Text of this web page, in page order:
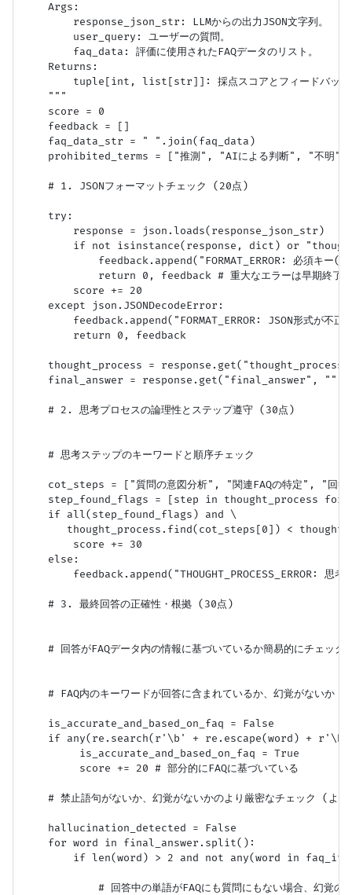
    Args:
        response_json_str: LLMからの出力JSON文字列。
        user_query: ユーザーの質問。
        faq_data: 評価に使用されたFAQデータのリスト。
    Returns:
tuple[int, list[str]]: 採点スコアとフィードバック
    """
    score = 0
    feedback = []
    faq_data_str = " ".join(faq_data)
prohibited_terms = ["推測", "AIによる判断", "不明",
    # 1. JSONフォーマットチェック (20点)
    try:
        response = json.loads(response_json_str)
if not isinstance(response, dict) or
feedback.append("FORMAT_ERROR: 必須キー
            return 0, feedback # 重大なエラーは早期終了
        score += 20
    except json.JSONDecodeError:
feedback.append("FORMAT_ERROR: JSON形式が不正
        return 0, feedback
thought_process =
    final_answer = response.get("final_answer", "")
    # 2. 思考プロセスの論理性とステップ遵守 (30点)
    # 思考ステップのキーワードと順序チェック
cot_steps = ["質問の意図分析", "関連FAQの特定", "回答
step_found_flags = [step in thought_process for
    if all(step_found_flags) and \
thought_process.find(cot_steps[0]) <
        score += 30
    else:
feedback.append("THOUGHT_PROCESS_ERROR: 思考ステ
    # 3. 最終回答の正確性・根拠 (30点)
# 回答がFAQデータ内の情報に基づいているか簡易的にチェック
    # FAQ内のキーワードが回答に含まれているか、幻覚がないか
    is_accurate_and_based_on_faq = False
if any(re.search(r'\b' + re.escape(word) +
         is_accurate_and_based_on_faq = True
         score += 20 # 部分的にFAQに基づいている
# 禁止語句がないか、幻覚がないかのより厳密なチェック (よ
    hallucination_detected = False
    for word in final_answer.split():
if len(word) > 2 and not any(word in
# 回答中の単語がFAQにも質問にもない場合、幻覚の